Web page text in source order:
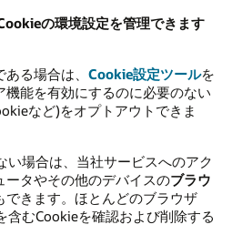
の環境設定を管理できます
る場合は、 Cookie設定ツールを
能を有効にするのに必要のない
など)をオプトアウトできま
い場合は、当社サービスへのアク
ータやその他のデバイスのブラウ
できます。ほとんどのブラウザ
含むCookieを確認および削除する